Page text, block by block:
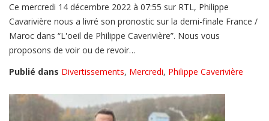
Ce mercredi 14 décembre 2022 à 07:55 sur RTL, Philippe
Cavarivière nous a livré son pronostic sur la demi-finale France /
Maroc dans “L'oeil de Philippe Caverivière”. Nous vous
proposons de voir ou de revoir…
Publié dans Divertissements, Mercredi, Philippe Caverivière